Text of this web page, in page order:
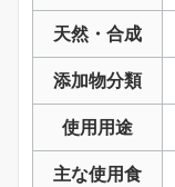
天然・合成
添加物分類
使用用途
主な使用食